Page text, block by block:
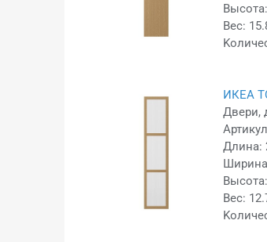
Вес:
ИКЕА
Двери,
Длина:
Вес: